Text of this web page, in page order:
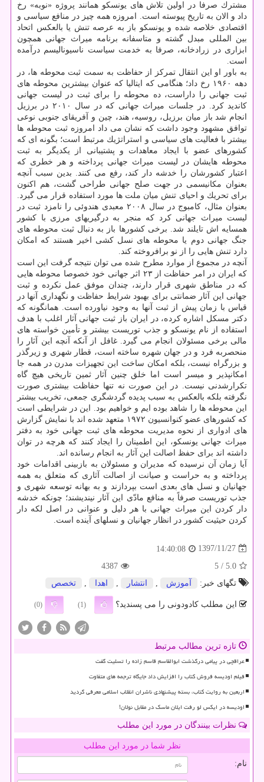
مشترك صرفا در اولین تلاش های یونسكو همانند پروژه «نوبه» رخ
داد و الان به تاریخ پیوسته است. امروزه همه چیز در منافع سیاسی و
اقتصادی خلاصه شده و یونسكو باز به عرصه تنش یا بالعكس اتحاد
بین المللی مبدل گشته و متاسفانه برنامه میراث جهانی همچون
ابزاری در زرادخانه، صرفا به خدمت سیاست ناسیونالیسم درآمده
است.
به باور او این انتقال تمركز از حفاظت به سمت ثبت محوطه ها، در
دهه ۱۹۶۰ رخ داد؛ هنگامی كه ایتالیا كه عنوان بیشترین محوطه های
ثبت جهانی را داراست، ده محوطه را برای ثبت در لیست جهانی
كاندید كرد. در جلسات میراث جهانی كه در سال ۲۰۱۰ در برزیل
انجام شد باز میان برزیل، روسیه، هند، چین و آفریقای جنوبی نوعی
توافق مشهود وجود داشت كه نشان می داد امروزه ثبت محوطه ها
بیشتر با فعالیت های سیاسی و استراتژیك مرتبط است؛ بگونه ای كه
كشورهای عضو با ایجاد معاهدات و پشتیبانی از یكدیگر به ثبت
محوطه هایشان در لیست میراث جهانی پرداخته و هر خطری كه
اعتبار كشورشان را خدشه دار كند، رفع می كنند. بدین سبب آنچه
بعنوان مكانیسمی در جهت صلح جهانی طراحی گشت، هم اكنون
برای تحریك و احیای تنش میان ملت ها مورد استفاده قرار می گیرد.
بعنوان مثال، كامبوج در سال ۲۰۰۸ معبدی هندوئی را نامزد ثبت در
لیست میراث جهانی كرد كه منجر به درگیریهای مرزی با كشور
همسایه اش تایلند شد. برخی كشورها باز به دنبال ثبت محوطه های
جنگ جهانی دوم یا محوطه های نسل كشی اخیر هستند كه امكان
دارد تنش هایی را از نو برافروخته كند.
آنچه در مجموع از موارد مطرح شده می توان نتیجه گرفت این است
كه ایران در امر حفاظت از ۲۳ اثر جهانی خود خصوصا محوطه هایی
كه در مناطق شهری قرار دارند، چندان موفق عمل نكرده و ثبت
جهانی این آثار ضمانتی برای بهبود شرایط حفاظت و نگهداری آنها در
قیاس با زمان پیش از ثبت آنها به وجود نیاورده است. همانگونه كه
دكتر مسكل اشاره كرده، در ایران باز ثبت جهانی آثار اغلب با هدف
استفاده از نام یونسكو و جذب توریست بیشتر و تأمین خواسته های
مالی برخی مسئولان انجام می گیرد. غافل از آنكه آنچه این آثار را
منحصربه فرد و در جهان شهره ساخته است، قطار شهری و زیرگذر
و بزرگراه نیست، بلكه امكان ساخت این تجهیزات مدرن در همه جا
امكانپذیر و میسر است اما خلق چنین آثار ثمین تاریخی هیچ گاه
تكرارشدنی نیست. در این صورت نه تنها حفاظت بیشتری صورت
نگرفته بلكه بالعكس به سبب پدیده گردشگری جمعی، تخریب بیشتر
این محوطه ها را شاهد بوده ایم و خواهیم بود. این در شرایطی است
كه كشورهای عضو كنوانسیون ۱۹۷۲ متعهد شده اند با نمایش گزارش
های ادواری از نحوه مدیریت محوطه های ثبت جهانی خود به دفتر
میراث جهانی یونسكو، این اطمینان را ایجاد كنند كه هرچه در توان
داشته اند برای حفظ اصالت این آثار به انجام رسانده اند.
آیا زمان آن نرسیده كه مدیران و مسئولان به بازبینی اقدامات خود
پرداخته و به حراست و صیانت از اصالت آثاری كه متعلق به همه
جهانیان و نسل های بعدی است بپردازند و به بهانه توسعه شهری و
جذب توریست صرفاً به منافع مادّی این آثار نیندیشند؛ چونكه خدشه
دار كردن این میراث جهانی با هر دلیل و عنوانی در اصل لكه دار
كردن حیثیت كشور در انظار جهانیان و نسلهای آینده است.
1397/11/27
14:40:08
5.0
/ 5
4387
تگهای خبر:
آموزش انتشار اهدا تخصص
این مطلب کادودونی را می پسندید؟ (1)
(0)
تازه ترین مطالب مرتبط
عراقچی در پیامی درگذشت ابوالقاسم قاسم زاده را تسلیت گفت
فیلم اودیسه فروش کتاب را افزایش داد جایگاه ترجمه های متفاوت
اربعین به روایت کتاب، بسته پیشنهادی ناشران انقلاب اسلامی معرفی گردید
اودیسه در ایکس لو رفت ایلان ماسک در مقابل نولان!
نظرات بینندگان در مورد این مطلب
نظر شما در مورد این مطلب
نام: